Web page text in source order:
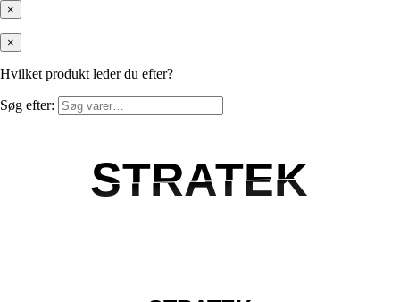
×
×
Hvilket produkt leder du efter?
Søg efter:
STRATEK
STRATEK